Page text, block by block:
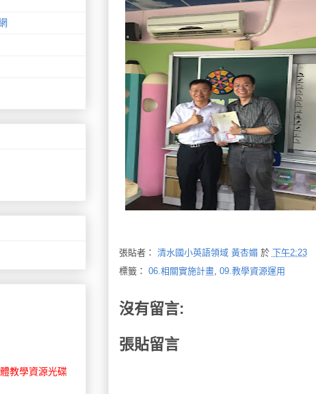
張貼者： 清水國小英語領域 黃杏媚 於 下午2:23
標籤： 06.相關實施計畫, 09.教學資源運用
沒有留言:
張貼留言
教學資源光碟